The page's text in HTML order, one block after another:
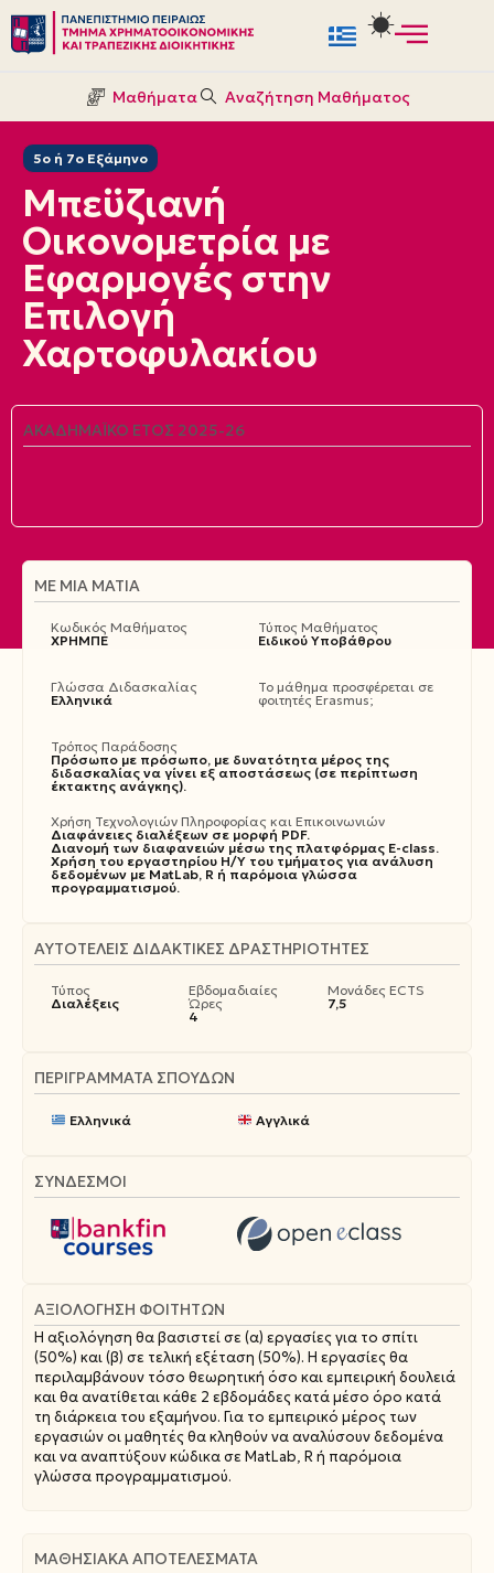
Μεταπηδήστε
περιεχόμενο
Μαθήματα Αναζήτηση Μαθήματος
5ο ή 7ο Εξάμηνο
Μπεϋζιανή
Οικονομετρία με
Εφαρμογές στην
Επιλογή
Χαρτοφυλακίου
ΑΚΑΔΗΜΑΪΚΌ ΈΤΟΣ 2025-26
ΜΕ ΜΙΑ ΜΑΤΙΆ
Κωδικός Μαθήματος
ΧΡΗΜΠΕ
Τύπος Μαθήματος
Ειδικού Υποβάθρου
Γλώσσα Διδασκαλίας
Ελληνικά
Το μάθημα προσφέρεται σε
φοιτητές Erasmus;
Τρόπος Παράδοσης
Πρόσωπο με πρόσωπο, με δυνατότητα μέρος της
διδασκαλίας να γίνει εξ αποστάσεως (σε περίπτωση
έκτακτης ανάγκης).
Χρήση Τεχνολογιών Πληροφορίας και Επικοινωνιών
Διαφάνειες διαλέξεων σε μορφή PDF.
Διανομή των διαφανειών μέσω της πλατφόρμας E-class.
Χρήση του εργαστηρίου Η/Υ του τμήματος για ανάλυση
δεδομένων με MatLab, R ή παρόμοια γλώσσα
προγραμματισμού.
ΑΥΤΟΤΕΛΕΊΣ ΔΙΔΑΚΤΙΚΈΣ ΔΡΑΣΤΗΡΙΌΤΗΤΕΣ
Τύπος
Διαλέξεις
Εβδομαδιαίες
Ώρες
4
Μονάδες ECTS
7,5
ΠΕΡΙΓΡΆΜΜΑΤΑ ΣΠΟΥΔΏΝ
Ελληνικά Αγγλικά
ΣΥΝΔΕΣΜΟΙ
ΑΞΙΟΛΌΓΗΣΗ ΦΟΙΤΗΤΏΝ
Η αξιολόγηση θα βασιστεί σε (α) εργασίες για το σπίτι
(50%) και (β) σε τελική εξέταση (50%). Η εργασίες θα
περιλαμβάνουν τόσο θεωρητική όσο και εμπειρική δουλειά
και θα ανατίθεται κάθε 2 εβδομάδες κατά μέσο όρο κατά
τη διάρκεια του εξαμήνου. Για το εμπειρικό μέρος των
εργασιών οι μαθητές θα κληθούν να αναλύσουν δεδομένα
και να αναπτύξουν κώδικα σε MatLab, R ή παρόμοια
γλώσσα προγραμματισμού.
ΜΑΘΗΣΙΑΚΆ ΑΠΟΤΕΛΈΣΜΑΤΑ